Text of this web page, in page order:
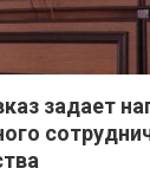
задает